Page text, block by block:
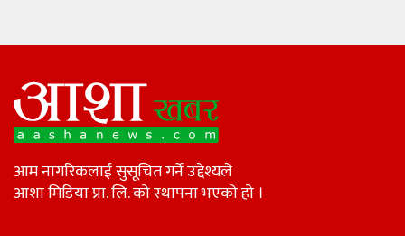
आम नागरिकलाई सुसूचित गर्ने उद्देश्यले
आशा मिडिया प्रा. लि. को स्थापना भएको हो ।